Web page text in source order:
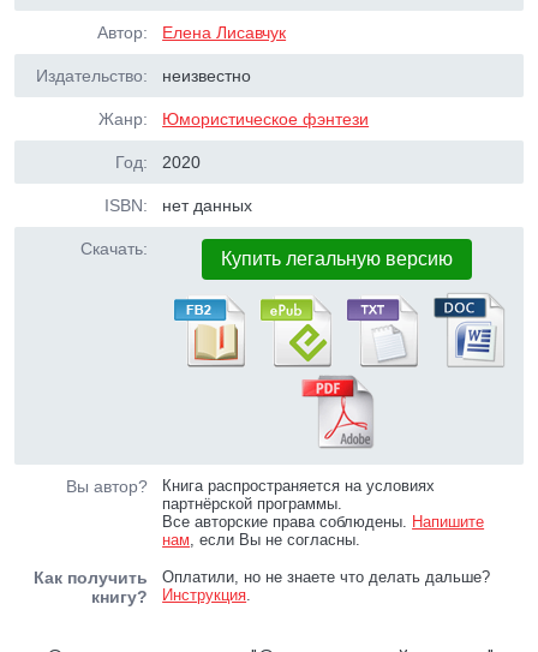
Автор: Елена Лисавчук
Издательство: неизвестно
Жанр: Юмористическое фэнтези
Год: 2020
ISBN: нет данных
Скачать: Купить легальную версию
Вы автор?
Книга распространяется на условиях
партнёрской программы.
Все авторские права соблюдены. Напишите
нам, если Вы не согласны.
Как получить
книгу?
Оплатили, но не знаете что делать дальше?
Инструкция.